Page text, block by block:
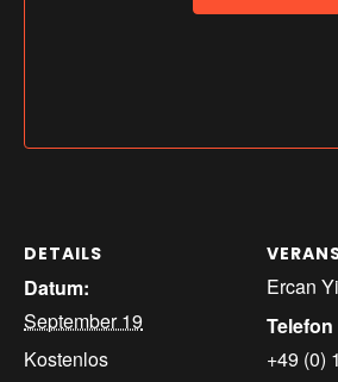
DETAILS
Datum:
September 19
Kostenlos
Ercan
Telefon
+49 (0)